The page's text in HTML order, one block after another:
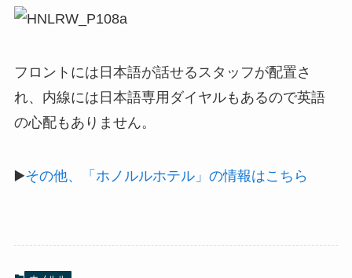
フロントには日本語が話せるスタッフが配置さ
れ、内線には日本語専用ダイヤルもあるので英語
の心配もありません。
▶️その他、「ホノルルホテル」の情報はこちら